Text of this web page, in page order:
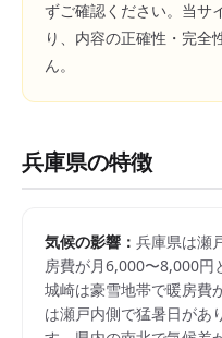
ずご確認ください。当サ
り、内容の正確性・完全
ん。
兵庫県の特徴
気候の影響： 兵庫県は瀬
房費が月6,000〜8,000円
城崎は豪雪地帯で暖房費
は瀬戸内側で猛暑日があ